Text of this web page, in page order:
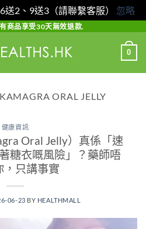
2、9送3（請聯繫客服） 忽略
商品享受30天無效退款.
0
KAMAGRA ORAL JELLY
健康資訊
Oral Jelly）真係「速
糖衣嘅風險」？藥師唔
，只講事實
06-23 BY HEALTHMALL